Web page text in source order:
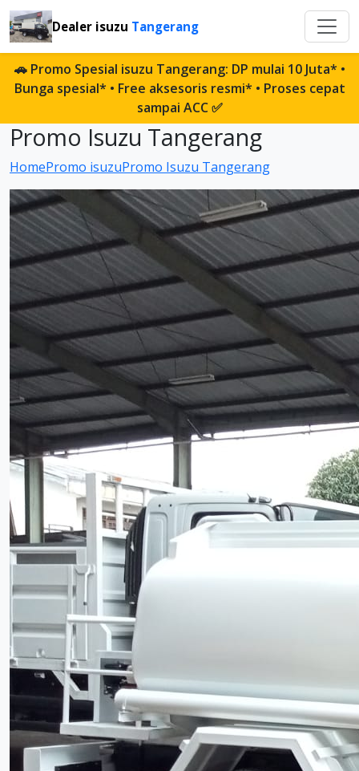
Dealer isuzu Tangerang
🚗 Promo Spesial isuzu Tangerang: DP mulai 10 Juta* •
Bunga spesial* • Free aksesoris resmi* • Proses cepat
sampai ACC ✅
Promo Isuzu Tangerang
HomePromo isuzuPromo Isuzu Tangerang